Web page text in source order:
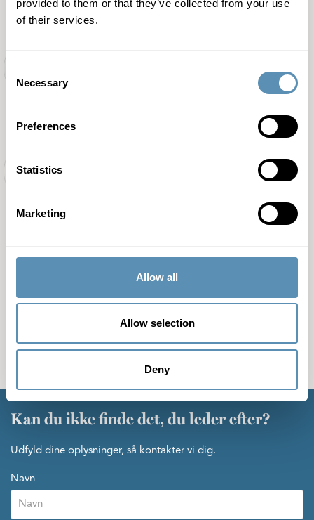
provided to them or that they’ve collected from your use
of their services.
Selection
Necessary
Preferences
Statistics
Marketing
Allow all
Allow selection
Deny
Vis kontaktoplysninger
Vis kontaktoplysninger
Se flere medarbejdere
Kan du ikke finde det, du leder efter?
Udfyld dine oplysninger, så kontakter vi dig.
Navn